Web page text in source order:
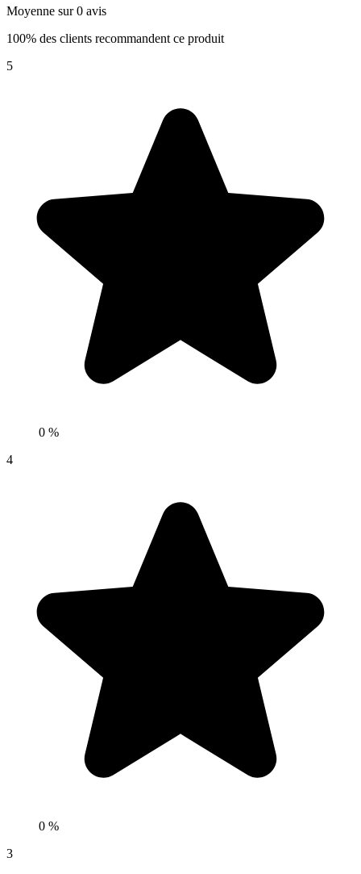
Moyenne sur 0 avis
100% des clients recommandent ce produit
5
0 %
4
0 %
3